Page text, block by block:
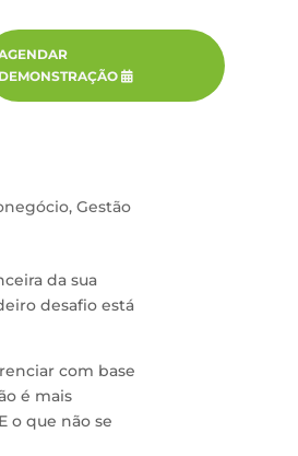
DEMONSTRAÇÃO
, Gestão
da sua
desafio está
com base
é mais
o que não se